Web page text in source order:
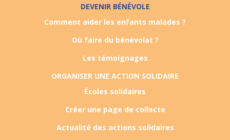
HÔPITAUX
PARTENAIRES
FAIRE UN DON
DEVENIR BÉNÉVOLE
Comment aider les enfants malades ?
Où faire du bénévolat ?
Les témoignages
ORGANISER UNE ACTION SOLIDAIRE
Écoles solidaires
Créer une page de collecte
Actualité des actions solidaires